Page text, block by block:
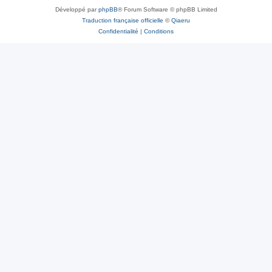
Développé parphpBB® Forum Software © phpBB Limited
Traduction française officielle ©Qiaeru
Confidentialité | Conditions